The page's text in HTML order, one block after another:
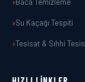
Su Kaçağı Tespiti
Tesisat & Sıhhi